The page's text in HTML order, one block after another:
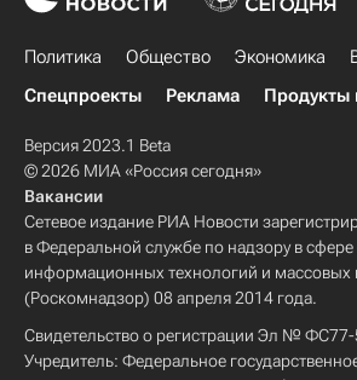
Политика Общество Экономика
Спецпроекты
Реклама Продукты
Версия 2023.1 Beta
© 2026 МИА «Россия сегодня»
Вакансии
Сетевое издание РИА Новости
в Федеральной службе по надзору в сфере
информационных технологий и массовых
(Роскомнадзор) 08 апреля 2014 года.
Свидетельство о регистрации Эл №
Учредитель: Федеральное